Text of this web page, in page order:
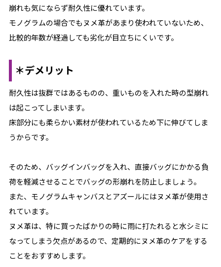
崩れも気にならず耐久性に優れています。
モノグラムの場合でもヌメ革があまり使われていないため、
比較的年数が経過しても劣化が目立ちにくいです。
＊デメリット
耐久性は抜群ではあるものの、重いものを入れた時の型崩れ
は起こってしまいます。
床部分にも柔らかい素材が使われているため下に伸びてしま
うからです。
そのため、バッグインバッグを入れ、直接バッグにかかる負
荷を軽減させることでバッグの形崩れを防止しましょう。
また、モノグラムキャンバスとアズールにはヌメ革が使用さ
れています。
ヌメ革は、特に買ったばかりの時に雨に打たれると水シミに
なってしまう欠点があるので、定期的にヌメ革のケアをする
ことをおすすめします。